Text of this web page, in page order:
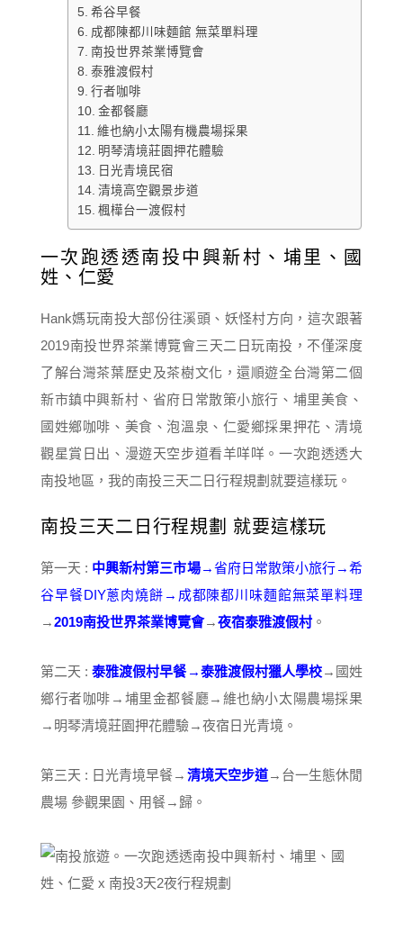
希谷早餐
成都陳都川味麵館 無菜單料理
南投世界茶業博覽會
泰雅渡假村
行者咖啡
金都餐廳
維也納小太陽有機農場採果
明琴清境莊園押花體驗
日光青境民宿
清境高空觀景步道
楓樺台一渡假村
一次跑透透南投中興新村、埔里、國
姓、仁愛
Hank媽玩南投大部份往溪頭、妖怪村方向，這次跟著
2019南投世界茶業博覽會三天二日玩南投，不僅深度
了解台灣茶葉歷史及茶樹文化，還順遊全台灣第二個
新市鎮中興新村、省府日常散策小旅行、埔里美食、
國姓鄉咖啡、美食、泡溫泉、仁愛鄉採果押花、清境
觀星賞日出、漫遊天空步道看羊咩咩。一次跑透透大
南投地區，我的南投三天二日行程規劃就要這樣玩。
南投三天二日行程規劃 就要這樣玩
第一天 : 中興新村第三市場→省府日常散策小旅行→希
谷早餐DIY蔥肉燒餅→成都陳都川味麵館無菜單料理
→2019南投世界茶業博覽會→夜宿泰雅渡假村。
第二天 :泰雅渡假村早餐→泰雅渡假村獵人學校→國姓
鄉行者咖啡→埔里金都餐廳→維也納小太陽農場採果
→明琴清境莊園押花體驗→夜宿日光青境。
第三天 : 日光青境早餐→ 清境天空步道→台一生態休閒
農場 參觀果園、用餐→歸。